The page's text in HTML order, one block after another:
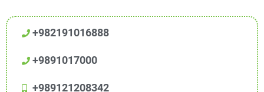
+982191016888
+9891017000